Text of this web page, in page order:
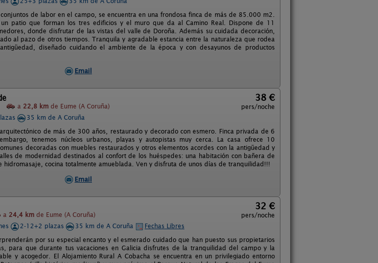
de labor en el campo, se encuentra en una frondosa finca de más de 85.000 m2.
patio que forman los tres edificios y el muro que da al Camino Real. Dispone de 11
donde disfrutar de las vistas del valle de Doroña. Además su cuidada decoración,
al pazo de otros tiempos. Tranquila y agradable estancia entre la naturaleza que rodea
diseñado cuidando el ambiente de la época y con desayunos de productos
Email
a 22,8 km de Eume (A Coruña)
38 €
pers/noche
35 km de A Coruña
de más de 300 años, restaurado y decorado con esmero. Finca privada de 6
tenemos núcleos urbanos, playas y autopistas muy cerca. La casa ofrece 10
decoradas con muebles restaurados y otros elementos acordes con la antigüedad y
de modernidad destinados al confort de los huéspedes: una habitación con bañera de
hidromasaje, cocina totalmente amueblada. Ven y disfruta de unos días de tranquilidad!!!
Email
a 24,4 km de Eume (A Coruña)
32 €
pers/noche
2-12+2 plazas 35 km de A Coruña
Fechas Libres
por su especial encanto y el esmerado cuidado que han puesto sus propietarios
para que durante tus vacaciones en Galicia disfrutes de la tranquilidad del campo y la
y acogedor. El Alojamiento Rural A Cobacha se encuentra en un privilegiado entorno